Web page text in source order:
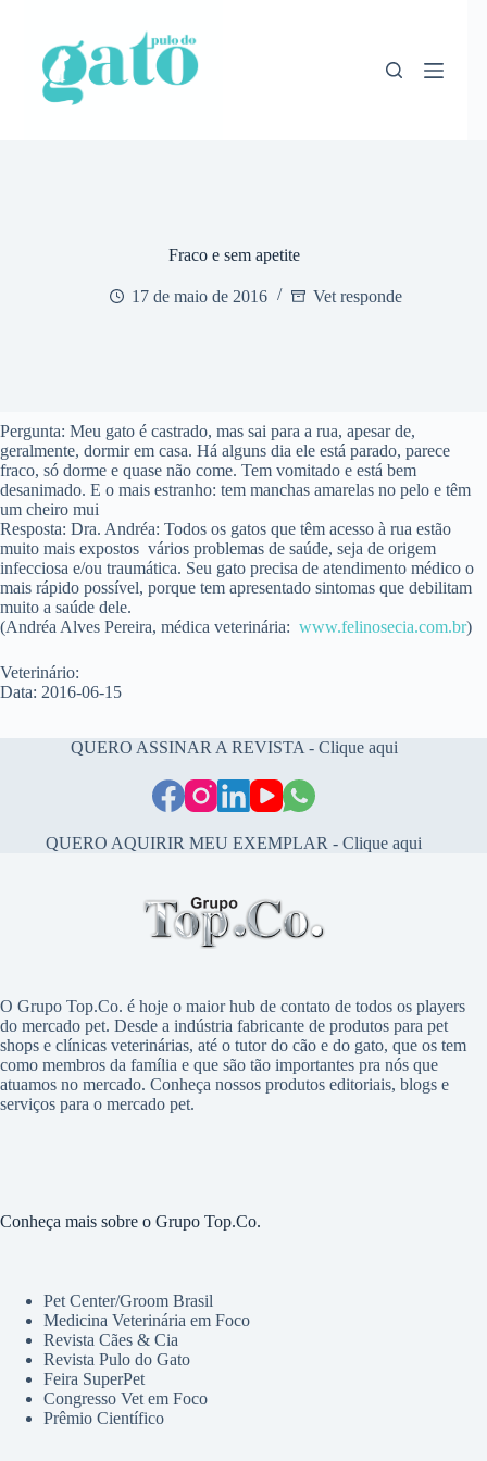
conteúdo
Fraco e sem apetite
17 de maio de 2016 Vet responde
Pergunta: Meu gato é castrado, mas sai para a rua, apesar de,
geralmente, dormir em casa. Há alguns dia ele está parado, parece
fraco, só dorme e quase não come. Tem vomitado e está bem
desanimado. E o mais estranho: tem manchas amarelas no pelo e têm
um cheiro mui
Resposta: Dra. Andréa: Todos os gatos que têm acesso à rua estão
muito mais expostos vários problemas de saúde, seja de origem
infecciosa e/ou traumática. Seu gato precisa de atendimento médico o
mais rápido possível, porque tem apresentado sintomas que debilitam
muito a saúde dele.
(Andréa Alves Pereira, médica veterinária: www.felinosecia.com.br)
Veterinário:
Data: 2016-06-15
QUERO ASSINAR A REVISTA - Clique aqui
QUERO AQUIRIR MEU EXEMPLAR - Clique aqui
O Grupo Top.Co. é hoje o maior hub de contato de todos os players
do mercado pet. Desde a indústria fabricante de produtos para pet
shops e clínicas veterinárias, até o tutor do cão e do gato, que os tem
como membros da família e que são tão importantes pra nós que
atuamos no mercado. Conheça nossos produtos editoriais, blogs e
serviços para o mercado pet.
Conheça mais sobre o Grupo Top.Co.
Pet Center/Groom Brasil
Medicina Veterinária em Foco
Revista Cães & Cia
Revista Pulo do Gato
Feira SuperPet
Congresso Vet em Foco
Prêmio Científico